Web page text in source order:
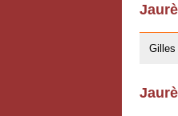
Gilles